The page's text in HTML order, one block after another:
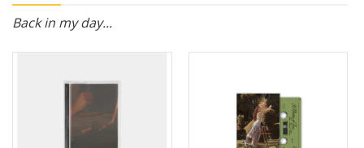
Back in my day...